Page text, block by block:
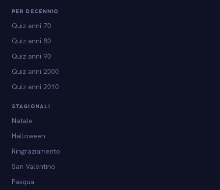
PER DECENNIO
Quiz anni 70
Quiz anni 80
Quiz anni 90
Quiz anni 2000
Quiz anni 2010
STAGIONALI
Natale
Halloween
Ringraziamento
San Valentino
Pasqua